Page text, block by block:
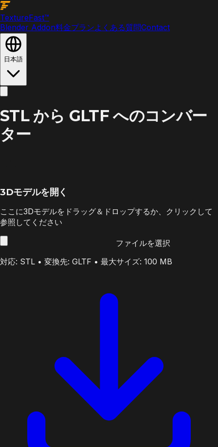
TextureFast™
Blender Addon料金プランよくある質問Contact
日本語
STL から GLTF へのコンバー
ター
3Dモデルを開く
ここに3Dモデルをドラッグ＆ドロップするか、クリックして
参照してください
ファイルを選択
対応: STL • 変換先: GLTF • 最大サイズ: 100 MB